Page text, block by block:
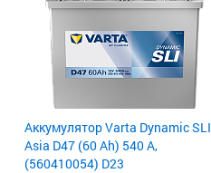
Аккумулятор Varta Dynamic SLI
Asia D47 (60 Ah) 540 А,
(560410054) D23